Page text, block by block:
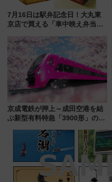
7月16日は駅弁記念日！大丸東
京店で買える「車中映え弁当」
京成電鉄が押上～成田空港を結
ぶ新型有料特急「3900形」のコ
募集も実施